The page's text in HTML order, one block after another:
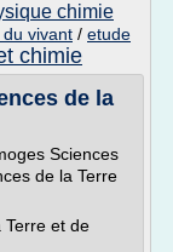
chimie
vivant / etude
chimie
de la
Sciences
de la Terre
Terre et de